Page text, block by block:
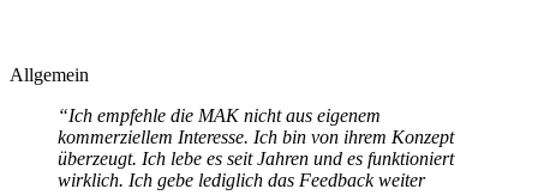
Allgemein
“Ich empfehle die MAK nicht aus eigenem
kommerziellem Interesse. Ich bin von ihrem Konzept
überzeugt. Ich lebe es seit Jahren und es funktioniert
wirklich. Ich gebe lediglich das Feedback weiter